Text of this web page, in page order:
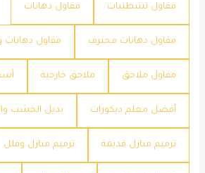
مقاول تشطيبات مقاول دهانات
مقاول دهانات محترف مقاول دهانات
مقاول ملاحق ملاحق خارجية
​أفضل معلم ديكورات ​بديل الخشب
​ترميم منازل قديمة ​ترميم منازل وفلل